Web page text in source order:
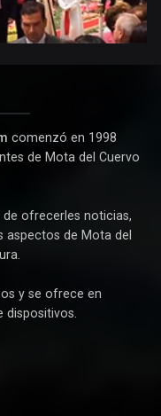
comenzó en 1998
de Mota del Cuervo
ofrecerles noticias,
aspectos de Mota del
y se ofrece en